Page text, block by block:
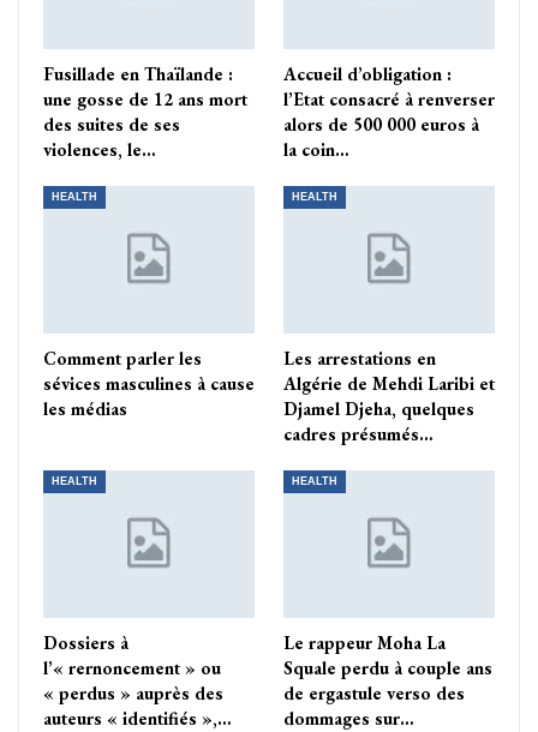
Fusillade en Thaïlande :
une gosse de 12 ans mort
des suites de ses
violences, le…
Accueil d’obligation :
l’Etat consacré à renverser
alors de 500 000 euros à
la coin…
HEALTH
Comment parler les
sévices masculines à cause
les médias
HEALTH
Les arrestations en
Algérie de Mehdi Laribi et
Djamel Djeha, quelques
cadres présumés…
HEALTH
Dossiers à
l’« rernoncement » ou
« perdus » auprès des
auteurs « identifiés »,…
HEALTH
Le rappeur Moha La
Squale perdu à couple ans
de ergastule verso des
dommages sur…